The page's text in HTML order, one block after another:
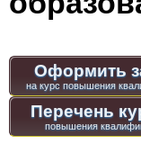
Оформить
Перечень